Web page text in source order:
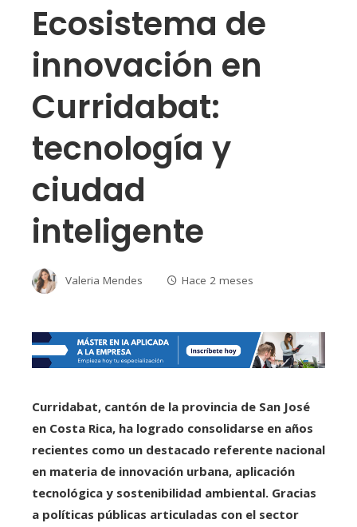
Ecosistema de
innovación en
Curridabat:
tecnología y
ciudad
inteligente
Valeria Mendes Hace 2 meses
Curridabat, cantón de la provincia de San José
en Costa Rica, ha logrado consolidarse en años
recientes como un destacado referente nacional
en materia de innovación urbana, aplicación
tecnológica y sostenibilidad ambiental. Gracias
a políticas públicas articuladas con el sector